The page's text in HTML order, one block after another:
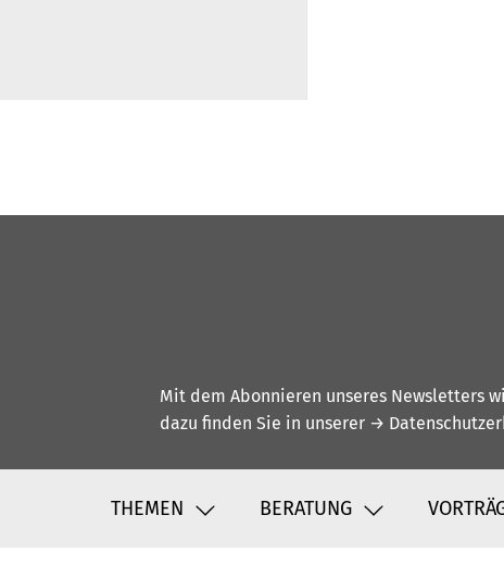
Mit dem Abonnieren unseres Newsletters
dazu finden Sie in unserer →
THEMEN BERATUNG